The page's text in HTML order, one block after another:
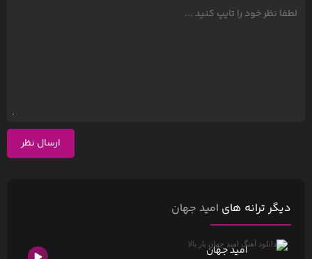
ارسال نظر
دیگر ترانه های امید جهان
امید جهان